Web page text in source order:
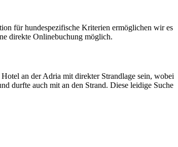
für hundespezifische Kriterien ermöglichen wir es
direkte Onlinebuchung möglich.
an der Adria mit direkter Strandlage sein, wobei
durfte auch mit an den Strand. Diese leidige Suche